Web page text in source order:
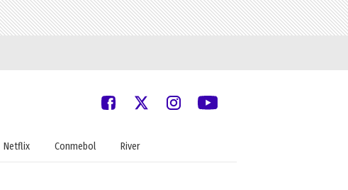
Netflix Conmebol River